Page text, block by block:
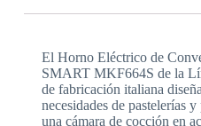
El Horno Eléctrico de
SMART MKF664S de la
de fabricación italiana
necesidades de pastelerías
una cámara de cocción en